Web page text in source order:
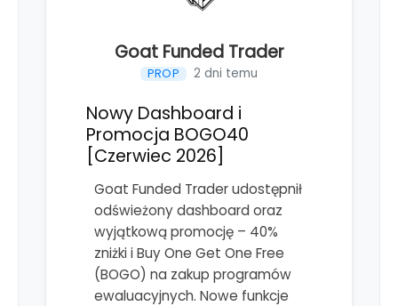
Goat Funded Trader
PROP 2 dni temu
Nowy Dashboard i
Promocja BOGO40
[Czerwiec 2026]
Goat Funded Trader udostępnił
odświeżony dashboard oraz
wyjątkową promocję – 40%
zniżki i Buy One Get One Free
(BOGO) na zakup programów
ewaluacyjnych. Nowe funkcje